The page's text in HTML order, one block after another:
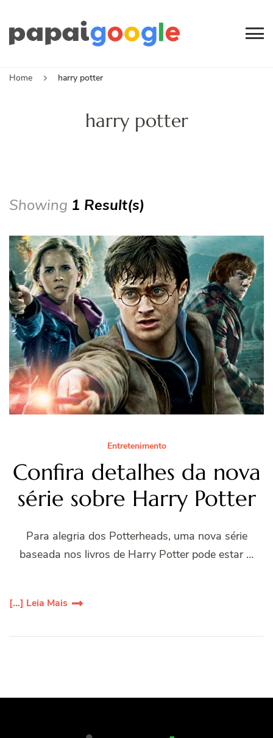
Home
harry potter
harry potter
Showing 1 Result(s)
Entretenimento
Confira detalhes da nova
série sobre Harry Potter
Para alegria dos Potterheads, uma nova série
baseada nos livros de Harry Potter pode estar …
[...] Leia Mais